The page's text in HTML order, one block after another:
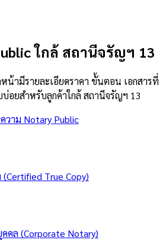
ใกล้ สถานีจรัญฯ 13
น้ามีรายละเอียดราคา ขั้นตอน เอกสารที่
อยสำหรับลูกค้าใกล้สถานีจรัญฯ 13
วาม Notary Public
(Certified True Copy)
คล (Corporate Notary)